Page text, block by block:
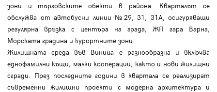
зони и търговските обекти в района. Кварталът се
обслужва от автобусни линии №29, 31, 31А, осигуряващи
регулярна връзка с центъра на града, ЖП гара Варна,
Морската градина и курортните зони.
Жилищната среда във Виница е разнообразна и включва
еднофамилни къщи, малки кооперации, както и нови жилищни
сгради. През последните години в квартала се реализират
съвременни жилищни проекти с модерна архитектура и